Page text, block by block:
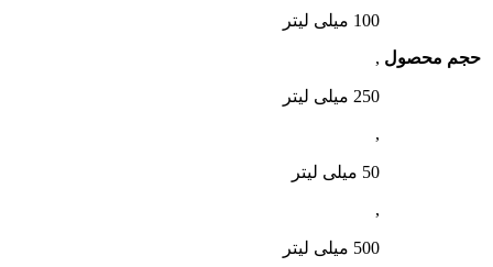
حجم محصول
100 میلی لیتر
,
250 میلی لیتر
,
50 میلی لیتر
,
500 میلی لیتر